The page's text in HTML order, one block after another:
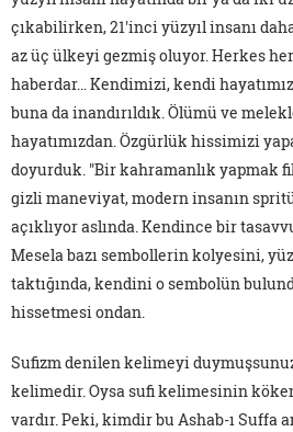
çıkabilirken, 21'inci yüzyıl insanı
az üç ülkeyi gezmiş oluyor. Herkes
haberdar… Kendimizi, kendi
buna da inandırıldık. Ölümü ve
hayatımızdan. Özgürlük hissimizi
doyurduk. "Bir kahramanlık yapmak
gizli maneviyat, modern insanın
açıklıyor aslında. Kendince bir
Mesela bazı sembollerin kolyesini,
taktığında, kendini o sembolün
hissetmesi ondan.
Sufizm denilen kelimeyi
kelimedir. Oysa sufi kelimesinin
vardır. Peki, kimdir bu Ashab-ı Suffa